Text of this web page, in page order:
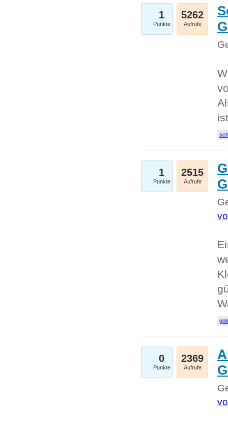
1
Punkte
5262
Aufrufe
1
Punkte
2515
Aufrufe
0
Punkte
2369
Aufrufe